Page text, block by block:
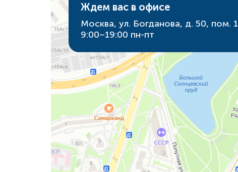
Ждем вас в офисе
Москва, ул. Богданова, д. 50, пом. 1
9:00–19:00 пн-пт